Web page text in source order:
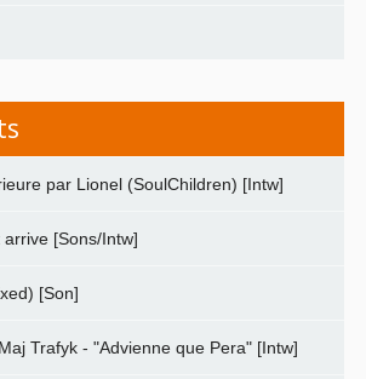
par Lionel (SoulChildren) [Intw]
[Sons/Intw]
[Son]
Trafyk - "Advienne que Pera" [Intw]